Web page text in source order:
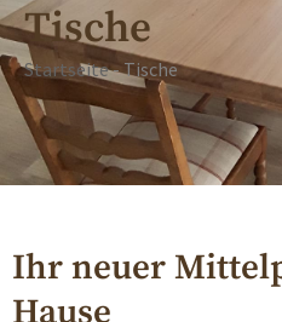
Tische
Startseite-Tische
Ihr neuer
Hause